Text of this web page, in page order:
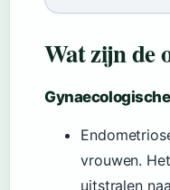
Wat zijn de
vrouwen.
uitstralen